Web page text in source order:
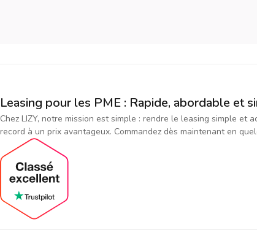
Leasing pour les PME : Rapide, abordable et
Chez LIZY, notre mission est simple : rendre le leasing simple
record à un prix avantageux. Commandez dès maintenant en